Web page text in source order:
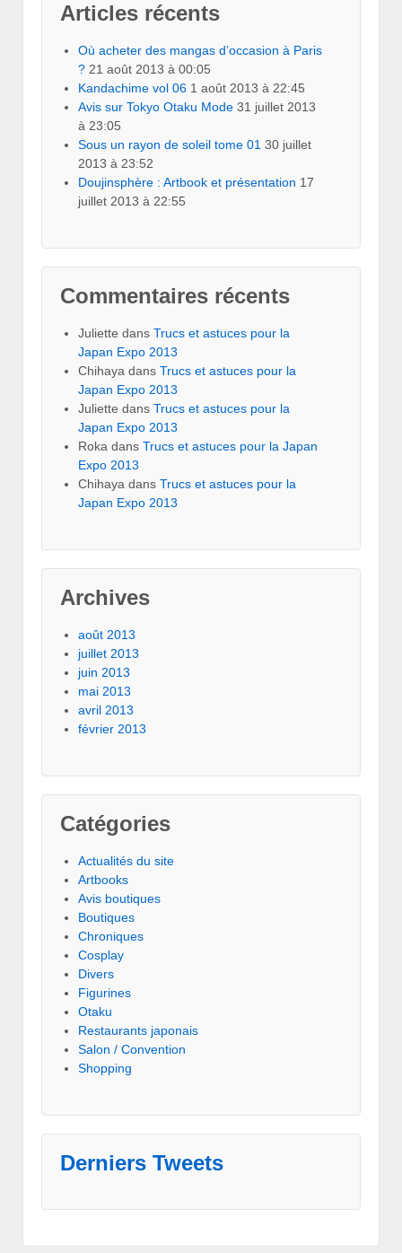
Articles récents
Où acheter des mangas d’occasion à Paris
? 21 août 2013 à 00:05
Kandachime vol 06 1 août 2013 à 22:45
Avis sur Tokyo Otaku Mode 31 juillet 2013
à 23:05
Sous un rayon de soleil tome 01 30 juillet
2013 à 23:52
Doujinsphère : Artbook et présentation 17
juillet 2013 à 22:55
Commentaires récents
Juliette dans Trucs et astuces pour la
Japan Expo 2013
Chihaya dans Trucs et astuces pour la
Japan Expo 2013
Juliette dans Trucs et astuces pour la
Japan Expo 2013
Roka dans Trucs et astuces pour la Japan
Expo 2013
Chihaya dans Trucs et astuces pour la
Japan Expo 2013
Archives
août 2013
juillet 2013
juin 2013
mai 2013
avril 2013
février 2013
Catégories
Actualités du site
Artbooks
Avis boutiques
Boutiques
Chroniques
Cosplay
Divers
Figurines
Otaku
Restaurants japonais
Salon / Convention
Shopping
Derniers Tweets